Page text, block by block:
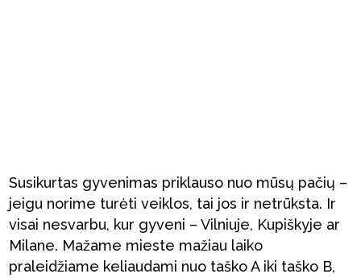
Susikurtas gyvenimas priklauso nuo mūsų pačių –
jeigu norime turėti veiklos, tai jos ir netrūksta. Ir
visai nesvarbu, kur gyveni – Vilniuje, Kupiškyje ar
Milane. Mažame mieste mažiau laiko
praleidžiame keliaudami nuo taško A iki taško B,